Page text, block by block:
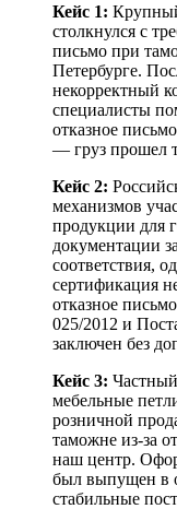
Кейс 1:
столкнулся с
письмо при
Петербурге.
некорректный
специалисты
отказное
— груз прошел
Кейс 2:
механизмов
продукции для
документации
соответствия,
сертификация
отказное
025/2012 и
заключен без
Кейс 3:
мебельные
розничной
таможне из-за
наш центр.
был выпущен в
стабильные